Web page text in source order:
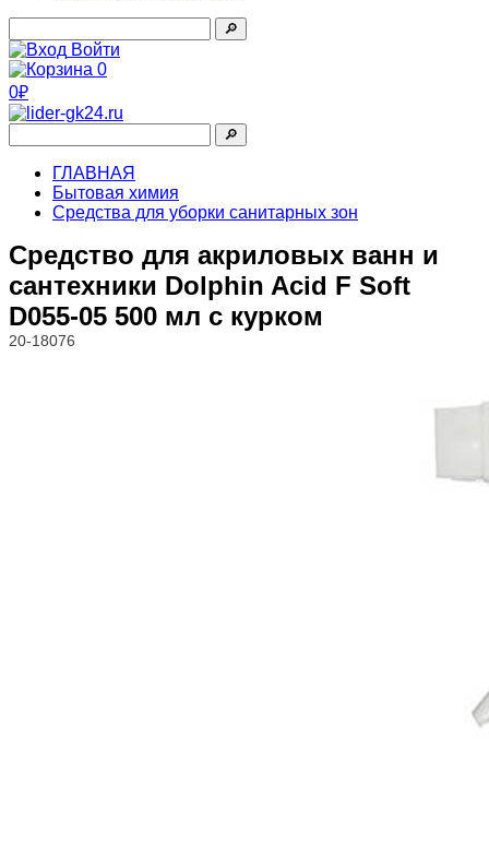
🔎︎
Войти
0
0₽
🔎︎
ГЛАВНАЯ
Бытовая химия
Средства для уборки санитарных зон
Средство для акриловых ванн и
сантехники Dolphin Acid F Soft
D055-05 500 мл с курком
20-18076